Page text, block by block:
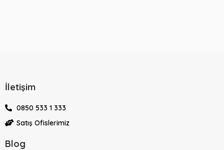
İletişim
0850 533 1 333
Satış Ofislerimiz
Blog